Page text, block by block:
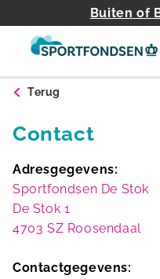
Buiten of
Terug
Contact
Adresgegevens:
Sportfondsen De Stok
De Stok 1
4703 SZ Roosendaal
Contactgegevens: